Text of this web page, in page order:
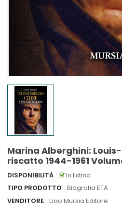
Marina Alberghini:
riscatto 1944-1961
DISPONIBILITÀ :
In listino
TIPO PRODOTTO : Biografia ETA
VENDITORE : Ugo Mursia Editore